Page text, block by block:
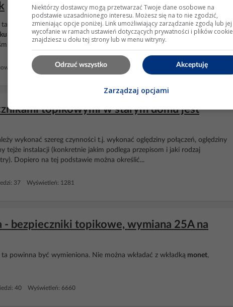
przypadków przerabiałem. Często jest tak, że wkładasz wtyczkę i
w aucie. Samochodowe gniazda, o ile są oryginalne i nikt nic do nich
7 Wyświetleń: 31275
topikowymi w starym domu jest
wykonać szereg czynności t.j. wykonać oględziny połączeń, oględziny
tejże instalacji (konkretnie jakim podlega przepisom i jaki rodzaj
Dopiero na tej podstawie można określić...
37 Wyświetleń: 1281
bezpieczniki topikowe, wymiana 25A na
powinna być wymieniona. Nie można wkładać z wkładką monet,
40 Wyświetleń: 6660
Niektórzy dostawcy mogą przetwarzać Twoje dane osobowe na
podstawie uzasadnionego interesu. Możesz się na to nie zgodzić,
zmieniając opcje poniżej. Link umożliwiający zarządzanie zgodą lub jej
wycofanie w ramach ustawień dotyczących prywatności i plików cookie
znajdziesz u dołu tej strony lub w menu witryny.
Akceptuję
Odrzuć wszystko
Zarządzaj opcjami